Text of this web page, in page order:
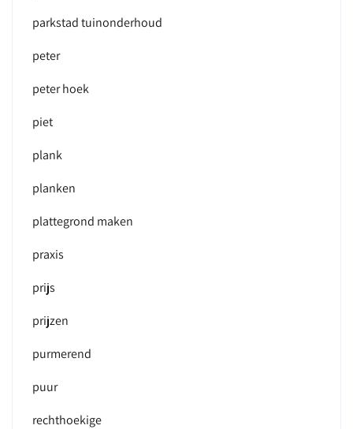
parkstad tuinonderhoud
peter
peter hoek
piet
plank
planken
plattegrond maken
praxis
prijs
prijzen
purmerend
puur
rechthoekige